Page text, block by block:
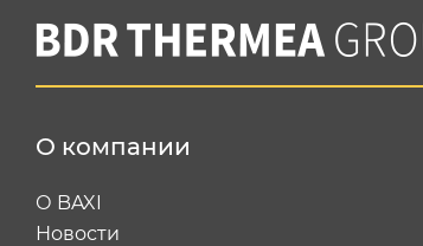
О компании
О BAXI
Новости